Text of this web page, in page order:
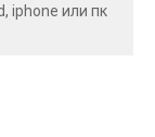
iphone или пк